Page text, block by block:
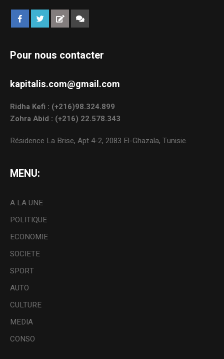
Pour nous contacter
kapitalis.com@gmail.com
Ridha Kefi : (+216)98.324.899
Zohra Abid : (+216) 22.578.343
Résidence La Brise, Apt 4-2, 2083 El-Ghazala, Tunisie.
MENU:
A LA UNE
POLITIQUE
ECONOMIE
SOCIETE
SPORT
AUTO
CULTURE
MEDIA
CONSO